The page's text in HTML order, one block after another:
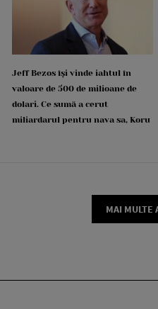
Jeff Bezos își vinde iahtul în
valoare de 500 de milioane de
dolari. Ce sumă a cerut
miliardarul pentru nava sa, Koru
MAI MULTE